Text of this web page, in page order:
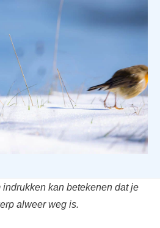
kan betekenen dat je
alweer weg is.